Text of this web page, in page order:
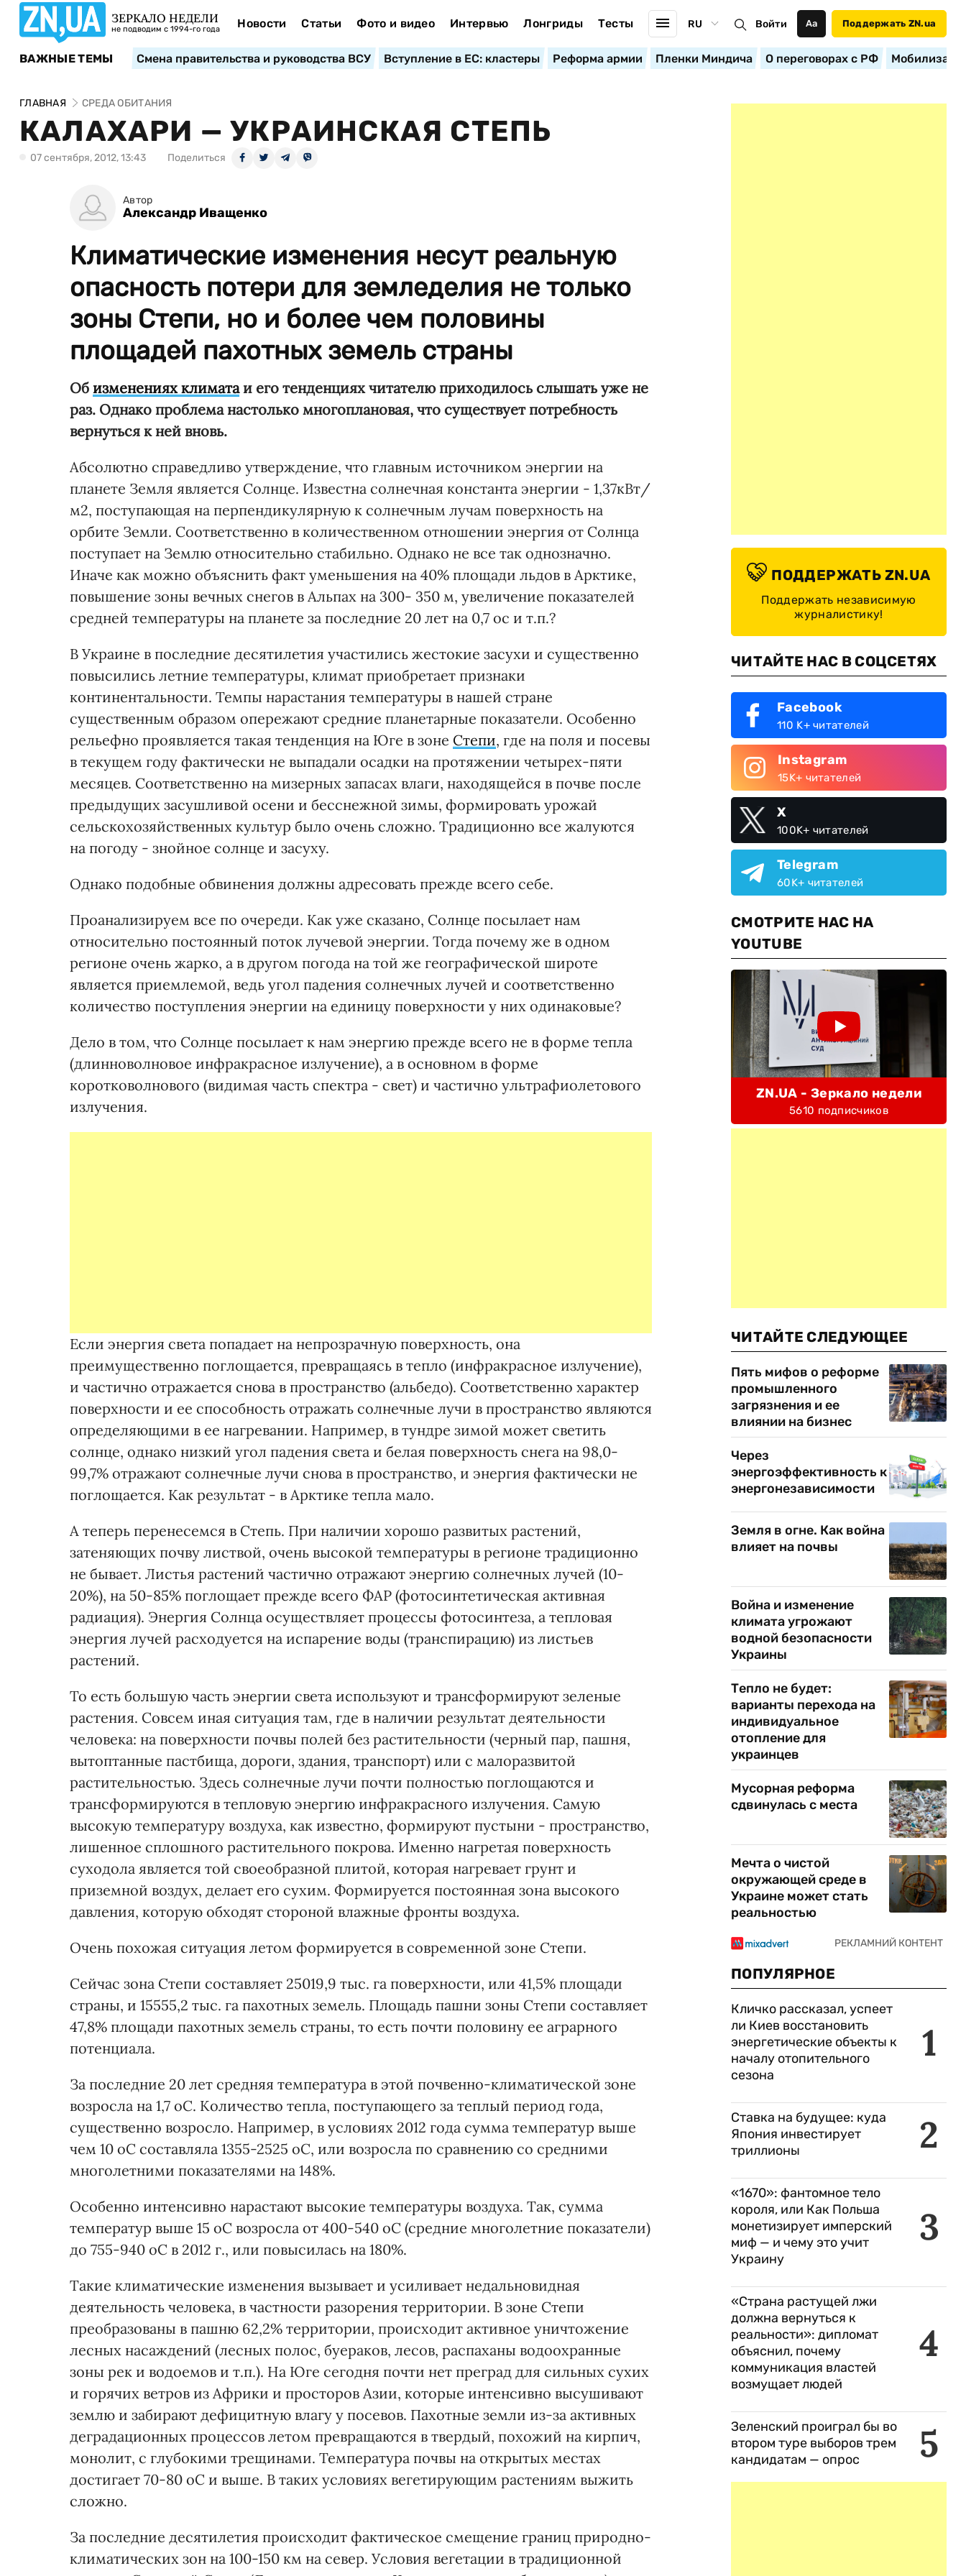
ЗЕРКАЛО НЕДЕЛИ
не подводим с 1994-го года Новости Статьи Фото и видео Интервью Лонгриды Тесты RU Войти Аа Поддержать ZN.ua
ВАЖНЫЕ ТЕМЫ Смена правительства и руководства ВСУ Вступление в ЕС: кластеры Реформа армии Пленки Миндича О переговорах с РФ
ГЛАВНАЯ СРЕДА ОБИТАНИЯ
КАЛАХАРИ — УКРАИНСКАЯ СТЕПЬ
07 сентября, 2012, 13:43 Поделиться
Автор
Александр Иващенко
Климатические изменения несут реальную
опасность потери для земледелия не только
зоны Степи, но и более чем половины
площадей пахотных земель страны
Об изменениях климатаи его тенденциях читателю приходилось слышать уже не
раз. Однако проблема настолько многоплановая, что существует потребность
вернуться к ней вновь.
Абсолютно справедливо утверждение, что главным источником энергии на
планете Земля является Солнце. Известна солнечная константа энергии - 1,37кВт/
м2, поступающая на перпендикулярную к солнечным лучам поверхность на
орбите Земли. Соответственно в количественном отношении энергия от Солнца
поступает на Землю относительно стабильно. Однако не все так однозначно.
Иначе как можно объяснить факт уменьшения на 40% площади льдов в Арктике,
повышение зоны вечных снегов в Альпах на 300- 350 м, увеличение показателей
средней температуры на планете за последние 20 лет на 0,7 ос и т.п.?
В Украине в последние десятилетия участились жестокие засухи и существенно
повысились летние температуры, климат приобретает признаки
континентальности. Темпы нарастания температуры в нашей стране
существенным образом опережают средние планетарные показатели. Особенно
рельефно проявляется такая тенденция на Юге в зоне Степи, где на поля и посевы
в текущем году фактически не выпадали осадки на протяжении четырех-пяти
месяцев. Соответственно на мизерных запасах влаги, находящейся в почве после
предыдущих засушливой осени и бесснежной зимы, формировать урожай
сельскохозяйственных культур было очень сложно. Традиционно все жалуются
на погоду - знойное солнце и засуху.
Однако подобные обвинения должны адресовать прежде всего себе.
Проанализируем все по очереди. Как уже сказано, Солнце посылает нам
относительно постоянный поток лучевой энергии. Тогда почему же в одном
регионе очень жарко, а в другом погода на той же географической широте
является приемлемой, ведь угол падения солнечных лучей и соответственно
количество поступления энергии на единицу поверхности у них одинаковые?
Дело в том, что Солнце посылает к нам энергию прежде всего не в форме тепла
(длинноволновое инфракрасное излучение), а в основном в форме
коротковолнового (видимая часть спектра - свет) и частично ультрафиолетового
излучения.
Если энергия света попадает на непрозрачную поверхность, она
преимущественно поглощается, превращаясь в тепло (инфракрасное излучение),
и частично отражается снова в пространство (альбедо). Соответственно характер
поверхности и ее способность отражать солнечные лучи в пространство являются
определяющими в ее нагревании. Например, в тундре зимой может светить
солнце, однако низкий угол падения света и белая поверхность снега на 98,0-
99,7% отражают солнечные лучи снова в пространство, и энергия фактически не
поглощается. Как результат - в Арктике тепла мало.
А теперь перенесемся в Степь. При наличии хорошо развитых растений,
затеняющих почву листвой, очень высокой температуры в регионе традиционно
не бывает. Листья растений частично отражают энергию солнечных лучей (10-
20%), на 50-85% поглощает прежде всего ФАР (фотосинтетическая активная
радиация). Энергия Солнца осуществляет процессы фотосинтеза, а тепловая
энергия лучей расходуется на испарение воды (транспирацию) из листьев
растений.
То есть большую часть энергии света используют и трансформируют зеленые
растения. Совсем иная ситуация там, где в наличии результат деятельности
человека: на поверхности почвы полей без растительности (черный пар, пашня,
вытоптанные пастбища, дороги, здания, транспорт) или с малоразвитой
растительностью. Здесь солнечные лучи почти полностью поглощаются и
трансформируются в тепловую энергию инфракрасного излучения. Самую
высокую температуру воздуха, как известно, формируют пустыни - пространство,
лишенное сплошного растительного покрова. Именно нагретая поверхность
суходола является той своеобразной плитой, которая нагревает грунт и
приземной воздух, делает его сухим. Формируется постоянная зона высокого
давления, которую обходят стороной влажные фронты воздуха.
Очень похожая ситуация летом формируется в современной зоне Степи.
Сейчас зона Степи составляет 25019,9 тыс. га поверхности, или 41,5% площади
страны, и 15555,2 тыс. га пахотных земель. Площадь пашни зоны Степи составляет
47,8% площади пахотных земель страны, то есть почти половину ее аграрного
потенциала.
За последние 20 лет средняя температура в этой почвенно-климатической зоне
возросла на 1,7 оС. Количество тепла, поступающего за теплый период года,
существенно возросло. Например, в условиях 2012 года сумма температур выше
чем 10 оС составляла 1355-2525 оС, или возросла по сравнению со средними
многолетними показателями на 148%.
Особенно интенсивно нарастают высокие температуры воздуха. Так, сумма
температур выше 15 оС возросла от 400-540 оС (средние многолетние показатели)
до 755-940 оС в 2012 г., или повысилась на 180%.
Такие климатические изменения вызывает и усиливает недальновидная
деятельность человека, в частности разорения территории. В зоне Степи
преобразованы в пашню 62,2% территории, происходит активное уничтожение
лесных насаждений (лесных полос, буераков, лесов, распаханы водоохранные
зоны рек и водоемов и т.п.). На Юге сегодня почти нет преград для сильных сухих
и горячих ветров из Африки и просторов Азии, которые интенсивно высушивают
землю и забирают дефицитную влагу у посевов. Пахотные земли из-за активных
деградационных процессов летом превращаются в твердый, похожий на кирпич,
монолит, с глубокими трещинами. Температура почвы на открытых местах
достигает 70-80 оС и выше. В таких условиях вегетирующим растениям выжить
сложно.
За последние десятилетия происходит фактическое смещение границ природно-
климатических зон на 100-150 км на север. Условия вегетации в традиционной
ПОДДЕРЖАТЬ ZN.UA
Поддержать независимую
журналистику!
ЧИТАЙТЕ НАС В СОЦСЕТЯХ
Facebook
110 K+ читателей
Instagram
15K+ читателей
X
100K+ читателей
Telegram
60K+ читателей
СМОТРИТЕ НАС НА
YOUTUBE
ZN.UA - Зеркало недели
5610 подписчиков
ЧИТАЙТЕ СЛЕДУЮЩЕЕ
Пять мифов о реформе
промышленного
загрязнения и ее
влиянии на бизнес
Через
энергоэффективность к
энергонезависимости
Земля в огне. Как война
влияет на почвы
Война и изменение
климата угрожают
водной безопасности
Украины
Тепло не будет:
варианты перехода на
индивидуальное
отопление для
украинцев
Мусорная реформа
сдвинулась с места
Мечта о чистой
окружающей среде в
Украине может стать
реальностью
ПОПУЛЯРНОЕ
1
Кличко рассказал, успеет
ли Киев восстановить
энергетические объекты к
началу отопительного
сезона
2
Ставка на будущее: куда
Япония инвестирует
триллионы
3
«1670»: фантомное тело
короля, или Как Польша
монетизирует имперский
миф — и чему это учит
Украину
4
«Страна растущей лжи
должна вернуться к
реальности»: дипломат
объяснил, почему
коммуникация властей
возмущает людей
5
Зеленский проиграл бы во
втором туре выборов трем
кандидатам — опрос